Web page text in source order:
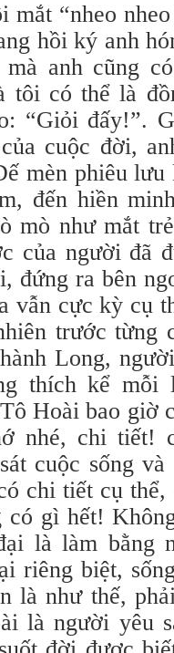
“nheo
hồi ký anh
anh cũng
tôi có thể là
“Giỏi đấy!”.
cuộc đời,
mèn phiêu
đến hiền
mò như mắt
của người đã
đứng ra bên
vẫn cực kỳ cụ
trước từng
Long,
thích kể
Hoài bao giờ
nhé, chi
cuộc sống
chi tiết cụ thể,
có gì hết!
là làm bằng
riêng biệt,
là như thế,
là người yêu